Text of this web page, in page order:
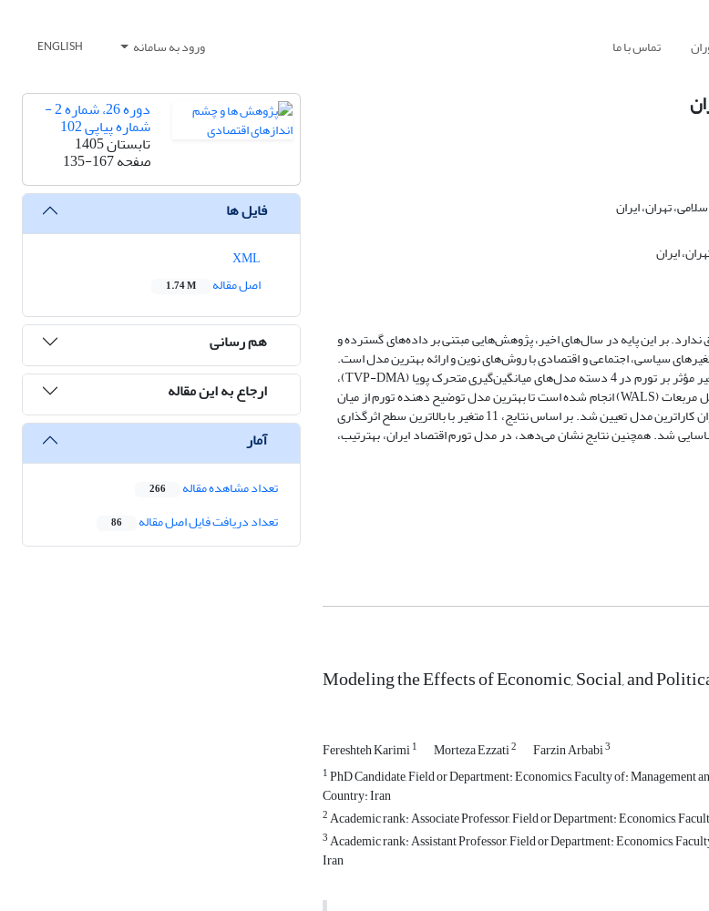
تماس با ما ورود به سامانه ENGLISH
تهران، ایران
ایران
بر این پایه در سال‌های اخیر، پژوهش‌هایی مبتنی بر داده‌های گسترده و
سیاسی، اجتماعی و اقتصادی با روش‌های نوین و ارائه بهترین مدل است.
TVP-DMA)،
مربعات (WALS
)انجام شده است تا بهترین مدل توضیح دهنده تورم از میان
کاراترین مدل تعیین شد. بر اساس نتایج،11متغیر با بالاترین سطح اثرگذاری
ترین عامل مؤثر بر تورم شناسایی شد. همچنین نتایج نشان می‌دهد، در مدل تورم اقتصاد ایران، به‎ترتیب،
Modeling the Effects of Economic, Social, and
Fereshteh Karimi1 Morteza Ezzati2 Farzin Arbabi3
1PhD Candidate, Field or Department: Economics, Faculty of: Management
Country: Iran
2Academic rank: Associate Professor, Field or Department: Economics,
3Academic rank: Assistant Professor, Field or Department: Economics,
Iran
دوره 26، شماره 2 -
شماره پیاپی 102
تابستان 1405
صفحه135-167
فایل ها
اصل مقاله
1.74 M
هم رسانی
ارجاع به این مقاله
آمار
تعداد مشاهده مقاله 266
تعداد دریافت فایل اصل مقاله 86